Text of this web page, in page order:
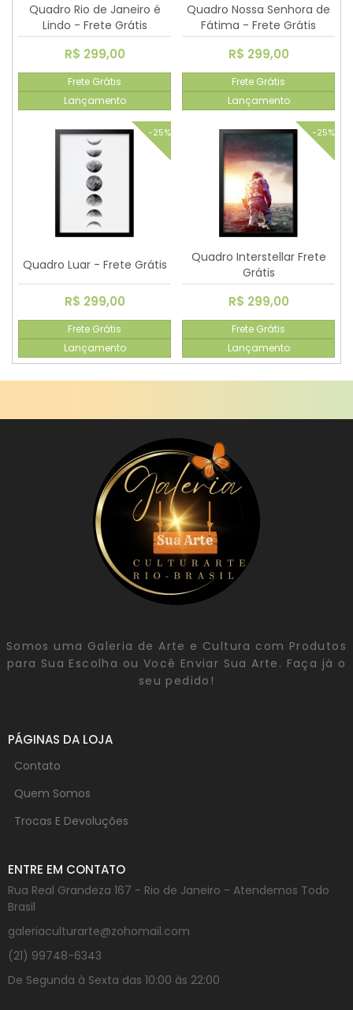
Quadro Rio de Janeiro é
Lindo - Frete Grátis
R$ 299,00
Frete Grátis
Lançamento
Quadro Nossa Senhora de
Fátima - Frete Grátis
R$ 299,00
Frete Grátis
Lançamento
-25%
Quadro Luar - Frete Grátis
R$ 299,00
Frete Grátis
Lançamento
-25%
Quadro Interstellar Frete
Grátis
R$ 299,00
Frete Grátis
Lançamento
Somos uma Galeria de Arte e Cultura com Produtos
para Sua Escolha ou Você Enviar Sua Arte. Faça já o
seu pedido!
PÁGINAS DA LOJA
Contato
Quem Somos
Trocas E Devoluções
ENTRE EM CONTATO
Rua Real Grandeza 167 - Rio de Janeiro - Atendemos Todo
Brasil
galeriaculturarte@zohomail.com
(21) 99748-6343
De Segunda à Sexta das 10:00 às 22:00